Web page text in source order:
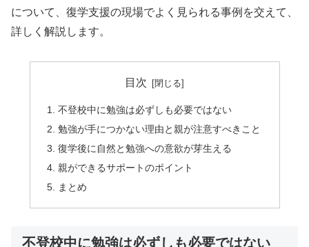
について、復学支援の現場でよく見られる事例を交えて、
詳しく解説します。
目次
不登校中に勉強は必ずしも必要ではない
勉強が手につかない理由と親が注意すべきこと
復学後に自然と勉強への意欲が芽生える
親ができるサポートのポイント
まとめ
不登校中に勉強は必ずしも必要ではない